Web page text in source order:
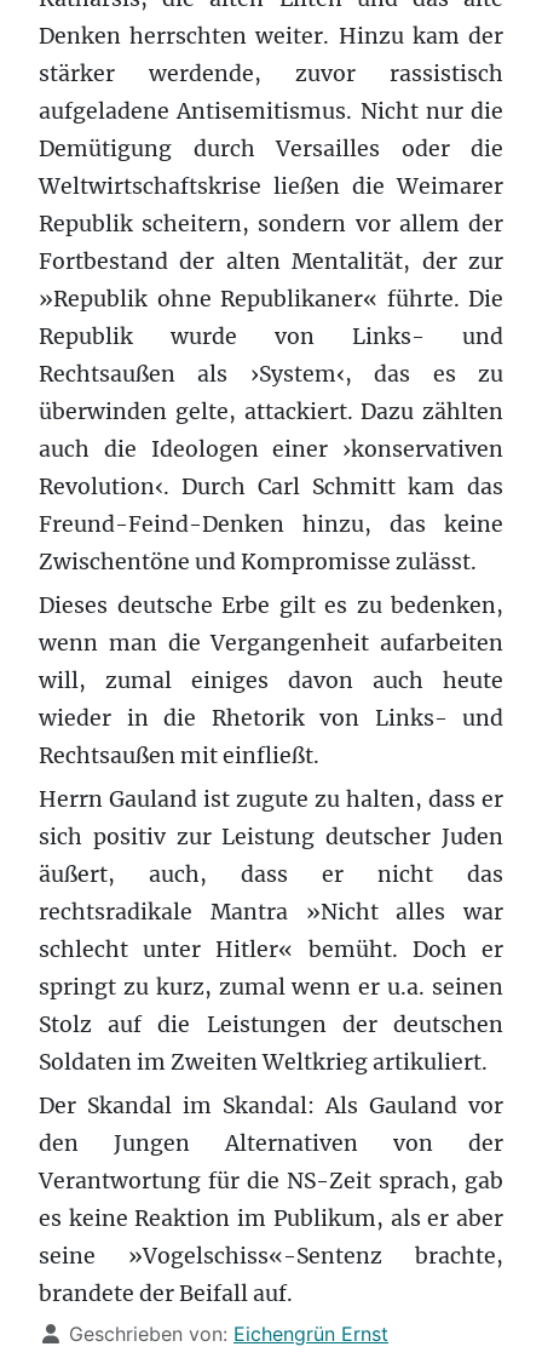
Denken herrschten weiter. Hinzu kam der
stärker werdende, zuvor rassistisch
aufgeladene Antisemitismus. Nicht nur die
Demütigung durch Versailles oder die
Weltwirtschaftskrise ließen die Weimarer
Republik scheitern, sondern vor allem der
Fortbestand der alten Mentalität, der zur
»Republik ohne Republikaner« führte. Die
Republik wurde von Links- und
Rechtsaußen als ›System‹, das es zu
überwinden gelte, attackiert. Dazu zählten
auch die Ideologen einer ›konservativen
Revolution‹. Durch Carl Schmitt kam das
Freund-Feind-Denken hinzu, das keine
Zwischentöne und Kompromisse zulässt.
Dieses deutsche Erbe gilt es zu bedenken,
wenn man die Vergangenheit aufarbeiten
will, zumal einiges davon auch heute
wieder in die Rhetorik von Links- und
Rechtsaußen mit einfließt.
Herrn Gauland ist zugute zu halten, dass er
sich positiv zur Leistung deutscher Juden
äußert, auch, dass er nicht das
rechtsradikale Mantra »Nicht alles war
schlecht unter Hitler« bemüht. Doch er
springt zu kurz, zumal wenn er u.a. seinen
Stolz auf die Leistungen der deutschen
Soldaten im Zweiten Weltkrieg artikuliert.
Der Skandal im Skandal: Als Gauland vor
den Jungen Alternativen von der
Verantwortung für die NS-Zeit sprach, gab
es keine Reaktion im Publikum, als er aber
seine »Vogelschiss«-Sentenz brachte,
brandete der Beifall auf.
Details
Geschrieben von: Eichengrün Ernst